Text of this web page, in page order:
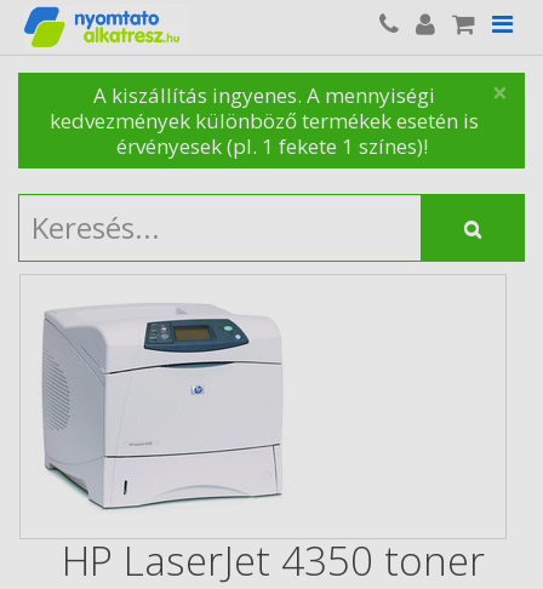
×
A kiszállítás ingyenes. A mennyiségi
kedvezmények különböző termékek esetén is
érvényesek (pl. 1 fekete 1 színes)!
HP LaserJet 4350 toner